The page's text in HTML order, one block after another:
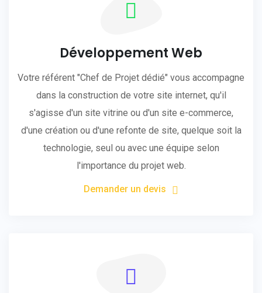
Développement Web
Votre référent "Chef de Projet dédié" vous accompagne
dans la construction de votre site internet, qu'il
s'agisse d'un site vitrine ou d'un site e-commerce,
d'une création ou d'une refonte de site, quelque soit la
technologie, seul ou avec une équipe selon
l'importance du projet web.
Demander un devis